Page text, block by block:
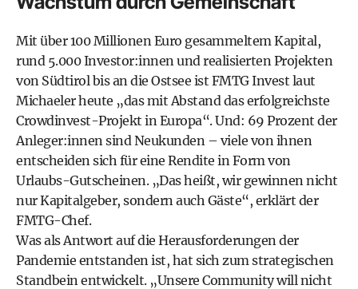
Mit über 100 Millionen Euro gesammeltem Kapital,
rund 5.000 Investor:innen und realisierten Projekten
von Südtirol bis an die Ostsee ist FMTG Invest laut
Michaeler heute „das mit Abstand das erfolgreichste
Crowdinvest-Projekt in Europa“. Und: 69 Prozent der
Anleger:innen sind Neukunden – viele von ihnen
entscheiden sich für eine Rendite in Form von
Urlaubs-Gutscheinen. „Das heißt, wir gewinnen nicht
nur Kapitalgeber, sondern auch Gäste“, erklärt der
FMTG-Chef.
Was als Antwort auf die Herausforderungen der
Pandemie entstanden ist, hat sich zum strategischen
Standbein entwickelt. „Unsere Community will nicht